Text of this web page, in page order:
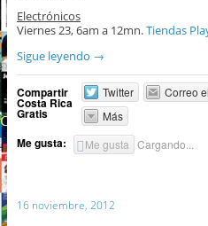
Electrónicos
Viernes 23, 6am a 12mn.Tiendas
Sigue leyendo →
Compartir
Costa Rica
Gratis
Twitter Correo
Más
Me gusta: Me gusta Cargando...
16 noviembre, 2012